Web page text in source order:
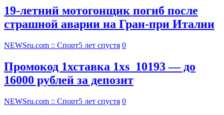
19-летний мотогонщик погиб после
страшной аварии на Гран-при Италии
NEWSru.com :: Спорт5 лет спустя 0
Промокод 1хставка 1xs_10193 — до
16000 рублей за депозит
NEWSru.com :: Спорт5 лет спустя 0